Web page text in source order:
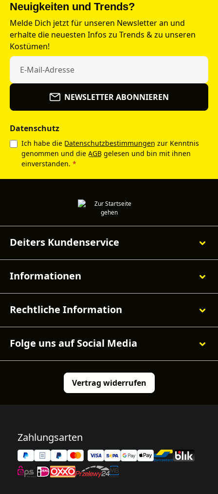
Neuigkeiten und Trends?
Melde Dich jetzt für unseren Newsletter an und
erhalte die neuesten Infos zu Trends & zu unseren
Kostümen!
NEWSLETTER ABONNIEREN
Datenschutz
Ich habe die Datenschutzbestimmungen zur Kenntnis
genommen und die AGB gelesen und bin mit ihnen
einverstanden. *
Deiters Kundenservice
Informationen
Rechtliche Information
Folge uns auf Social Media
Vertrag widerrufen
Zahlungsarten